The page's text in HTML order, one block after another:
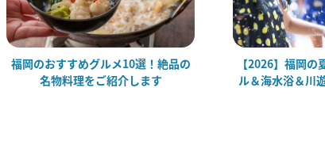
福岡のおすすめグルメ10選！絶品の
名物料理をご紹介します
【2026】福岡
ル＆海水浴＆川